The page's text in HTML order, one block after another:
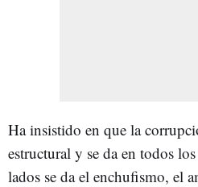
Ha insistido en que la
estructural y se da en todos
lados se da el enchufismo, el